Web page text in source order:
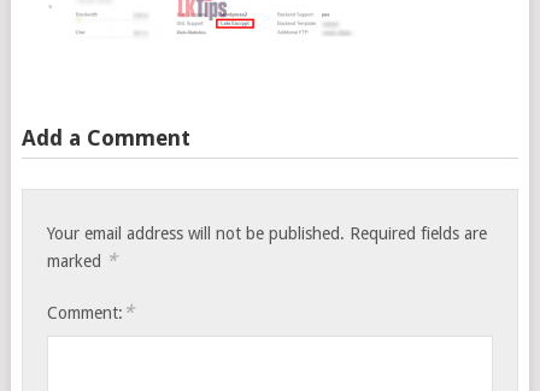
Add a Comment
Your email address will not be published. Required fields are
marked *
Comment: *